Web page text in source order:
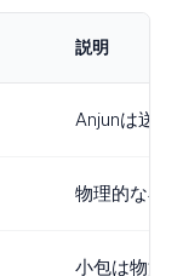
説明
Anjunは送信
物理的な小
小包は物流